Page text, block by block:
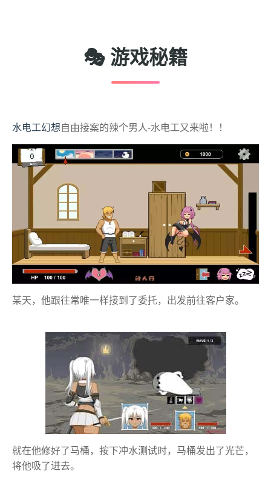
🎭 游戏秘籍
水电工幻想自由接案的辣个男人-水电工又来啦！！
某天，他跟往常唯一样接到了委托，出发前往客户家。
就在他修好了马桶，按下冲水测试时，马桶发出了光芒，
将他吸了进去。